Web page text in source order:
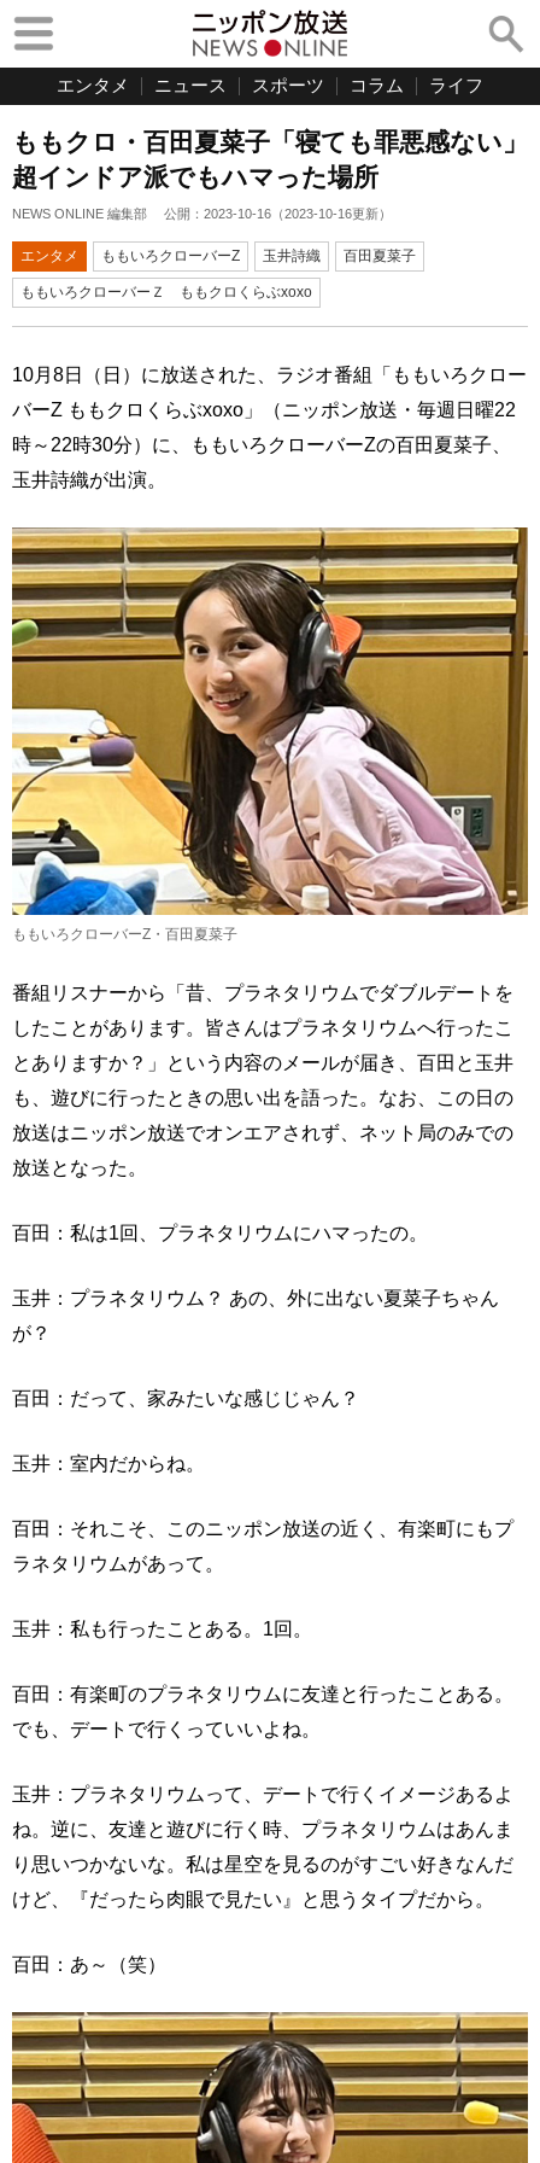
エンタメ ニュース スポーツ コラム ライフ
ももクロ・百田夏菜子「寝ても罪悪感ない」
超インドア派でもハマった場所
NEWS ONLINE 編集部 公開： 2023-10-16 （2023-10-16更新）
エンタメ ももいろクローバーZ 玉井詩織 百田夏菜子
ももいろクローバーＺ ももクロくらぶxoxo
10月8日（日）に放送された、ラジオ番組「ももいろクロー
バーZ ももクロくらぶxoxo」（ニッポン放送・毎週日曜22
時～22時30分）に、ももいろクローバーZの百田夏菜子、
玉井詩織が出演。
ももいろクローバーZ・百田夏菜子
番組リスナーから「昔、プラネタリウムでダブルデートを
したことがあります。皆さんはプラネタリウムへ行ったこ
とありますか？」という内容のメールが届き、百田と玉井
も、遊びに行ったときの思い出を語った。なお、この日の
放送はニッポン放送でオンエアされず、ネット局のみでの
放送となった。
百田：私は1回、プラネタリウムにハマったの。
玉井：プラネタリウム？ あの、外に出ない夏菜子ちゃん
が？
百田：だって、家みたいな感じじゃん？
玉井：室内だからね。
百田：それこそ、このニッポン放送の近く、有楽町にもプ
ラネタリウムがあって。
玉井：私も行ったことある。1回。
百田：有楽町のプラネタリウムに友達と行ったことある。
でも、デートで行くっていいよね。
玉井：プラネタリウムって、デートで行くイメージあるよ
ね。逆に、友達と遊びに行く時、プラネタリウムはあんま
り思いつかないな。私は星空を見るのがすごい好きなんだ
けど、『だったら肉眼で見たい』と思うタイプだから。
百田：あ～（笑）